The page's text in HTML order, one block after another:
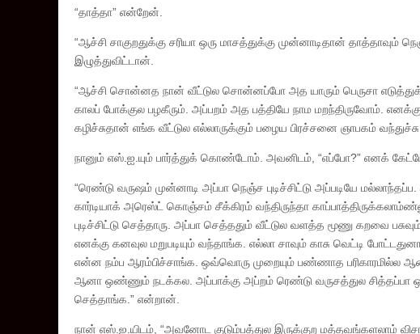
“தாத்தா” என்றேன்.
“ஆச்சி சாகுறதுக்கு சரியா ஒரு மாசத்துக்கு முன்னாடிதான் தாத்தாவும்
இழுத்துவிட்டான்.
“ஆச்சி சொன்னத நான் வீட்டுல சொன்னப்போ அத யாரும் பெருசா
காலப் போக்குல பழகீரும். அப்பறம் அத பத்தியே நாம மறந்திருவோம்.
கழிச்சுதான் எங்க வீட்டுல எல்லாருக்கும் பழைய பிரச்சனை ஞாபகம்
நானும் எஸ்.ஐ.யும் பார்த்துக் கொண்டோம். அவனிடம், “எப்போ?” எனக்
“ரெண்டு வருஷம் முன்னாடி அப்பா நெஞ்ச புடிச்சிட்டு அப்படியே
கார்டியாக் அரெஸ்ட் கொஞ்சம் சீக்கிரம் வந்திருந்தா
புடிச்சிட்டு செத்தாரு. அப்பா செத்ததும் வீட்டுல வளத்த மூணு கறவை
எனக்கு கனவுல மறுபடியும் வந்தாங்க. எல்லா சாவும் காசு வெட்டி
என்ன நம்ப ஆரம்பிச்சாங்க. ஒவ்வொரு முறையும் பண்ணாத பரிகாரமில்ல ஆனா
ஆனா ஒண்ணும் நடக்கல. அப்பாக்கு அப்றம் ரெண்டு வருசத்துல சித்தப்பா
செத்தாங்க.” என்றான்.
நான் எஸ்.ஐ.யிடம், “அவனோட குடும்பத்துல இருக்குற மத்தவங்களலாம்